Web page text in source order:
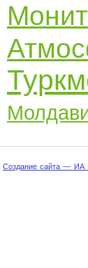
Создание сайта — ИА